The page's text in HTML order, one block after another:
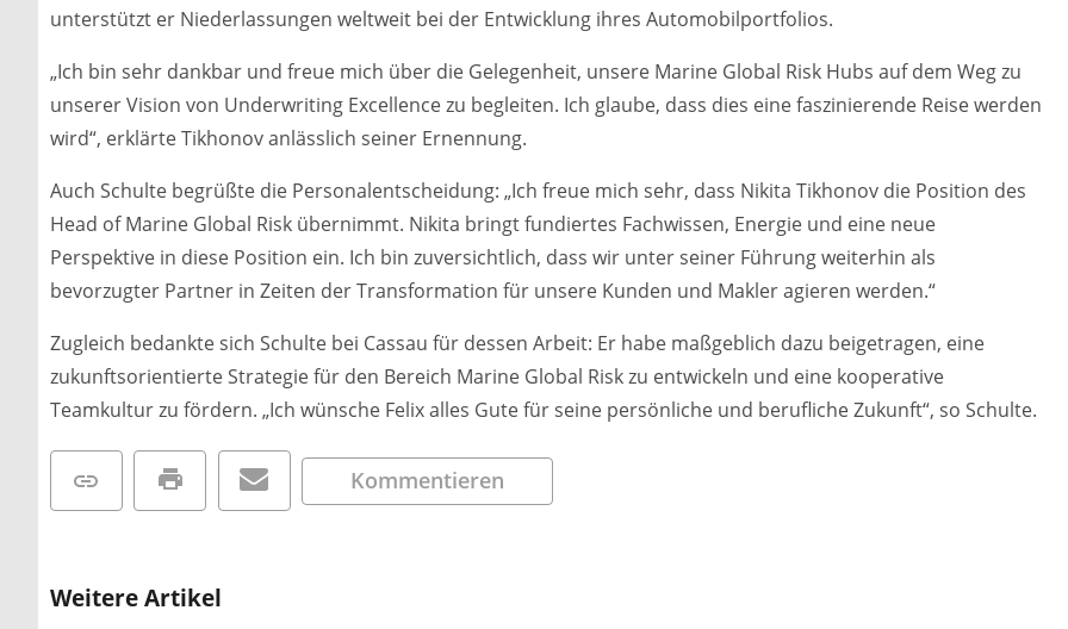
unterstützt er Niederlassungen weltweit bei der Entwicklung ihres Automobilportfolios.
„Ich bin sehr dankbar und freue mich über die Gelegenheit, unsere Marine Global Risk Hubs auf dem Weg zu
unserer Vision von Underwriting Excellence zu begleiten. Ich glaube, dass dies eine faszinierende Reise werden
wird“, erklärte Tikhonov anlässlich seiner Ernennung.
Auch Schulte begrüßte die Personalentscheidung: „Ich freue mich sehr, dass Nikita Tikhonov die Position des
Head of Marine Global Risk übernimmt. Nikita bringt fundiertes Fachwissen, Energie und eine neue
Perspektive in diese Position ein. Ich bin zuversichtlich, dass wir unter seiner Führung weiterhin als
bevorzugter Partner in Zeiten der Transformation für unsere Kunden und Makler agieren werden.“
Zugleich bedankte sich Schulte bei Cassau für dessen Arbeit: Er habe maßgeblich dazu beigetragen, eine
zukunftsorientierte Strategie für den Bereich Marine Global Risk zu entwickeln und eine kooperative
Teamkultur zu fördern. „Ich wünsche Felix alles Gute für seine persönliche und berufliche Zukunft“, so Schulte.
Kommentieren
Weitere Artikel